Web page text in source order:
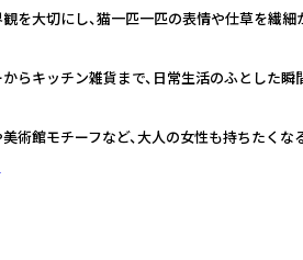
を大切にし、猫一匹一匹の表情や仕草を繊
らキッチン雑貨まで、日常生活のふとした
術館モチーフなど、大人の女性も持ちたく